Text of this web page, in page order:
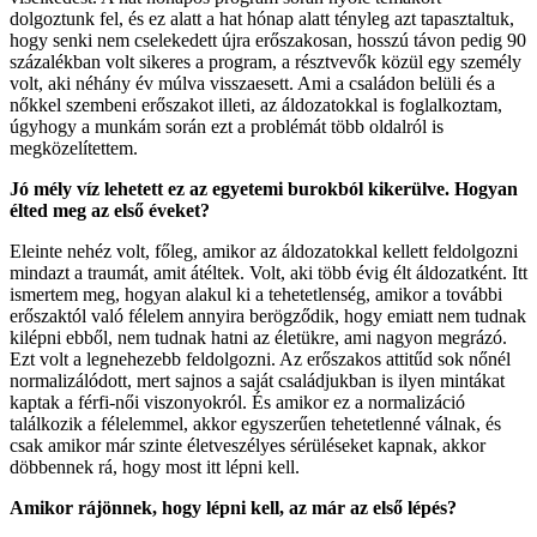
dolgoztunk fel, és ez alatt a hat hónap alatt tényleg azt tapasztaltuk,
hogy senki nem cselekedett újra erőszakosan, hosszú távon pedig 90
százalékban volt sikeres a program, a résztvevők közül egy személy
volt, aki néhány év múlva visszaesett. Ami a családon belüli és a
nőkkel szembeni erőszakot illeti, az áldozatokkal is foglalkoztam,
úgyhogy a munkám során ezt a problémát több oldalról is
megközelítettem.
Jó mély víz lehetett ez az egyetemi burokból kikerülve. Hogyan
élted meg az első éveket?
Eleinte nehéz volt, főleg, amikor az áldozatokkal kellett feldolgozni
mindazt a traumát, amit átéltek. Volt, aki több évig élt áldozatként. Itt
ismertem meg, hogyan alakul ki a tehetetlenség, amikor a további
erőszaktól való félelem annyira berögződik, hogy emiatt nem tudnak
kilépni ebből, nem tudnak hatni az életükre, ami nagyon megrázó.
Ezt volt a legnehezebb feldolgozni. Az erőszakos attitűd sok nőnél
normalizálódott, mert sajnos a saját családjukban is ilyen mintákat
kaptak a férfi-női viszonyokról. És amikor ez a normalizáció
találkozik a félelemmel, akkor egyszerűen tehetetlenné válnak, és
csak amikor már szinte életveszélyes sérüléseket kapnak, akkor
döbbennek rá, hogy most itt lépni kell.
Amikor rájönnek, hogy lépni kell, az már az első lépés?